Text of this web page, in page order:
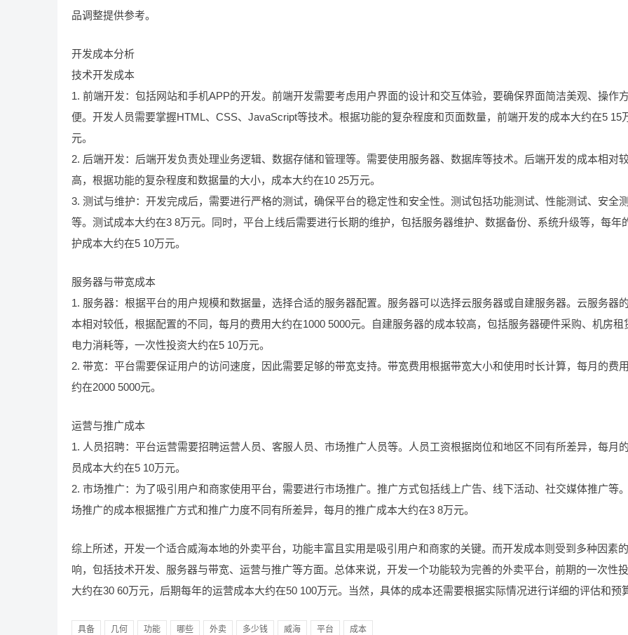
品调整提供参考。
开发成本分析
技术开发成本
1. 前端开发：包括网站和手机APP的开发。前端开发需要考虑用户界面的设计和交互体验，要确保界面简洁美观、操作方
便。开发人员需要掌握HTML、CSS、JavaScript等技术。根据功能的复杂程度和页面数量，前端开发的成本大约在5 15
元。
2. 后端开发：后端开发负责处理业务逻辑、数据存储和管理等。需要使用服务器、数据库等技术。后端开发的成本相对
高，根据功能的复杂程度和数据量的大小，成本大约在10 25万元。
3. 测试与维护：开发完成后，需要进行严格的测试，确保平台的稳定性和安全性。测试包括功能测试、性能测试、安全
等。测试成本大约在3 8万元。同时，平台上线后需要进行长期的维护，包括服务器维护、数据备份、系统升级等，每年
护成本大约在5 10万元。
服务器与带宽成本
1. 服务器：根据平台的用户规模和数据量，选择合适的服务器配置。服务器可以选择云服务器或自建服务器。云服务器
本相对较低，根据配置的不同，每月的费用大约在1000 5000元。自建服务器的成本较高，包括服务器硬件采购、机房租
电力消耗等，一次性投资大约在5 10万元。
2. 带宽：平台需要保证用户的访问速度，因此需要足够的带宽支持。带宽费用根据带宽大小和使用时长计算，每月的费
约在2000 5000元。
运营与推广成本
1. 人员招聘：平台运营需要招聘运营人员、客服人员、市场推广人员等。人员工资根据岗位和地区不同有所差异，每月
员成本大约在5 10万元。
2. 市场推广：为了吸引用户和商家使用平台，需要进行市场推广。推广方式包括线上广告、线下活动、社交媒体推广等
场推广的成本根据推广方式和推广力度不同有所差异，每月的推广成本大约在3 8万元。
综上所述，开发一个适合威海本地的外卖平台，功能丰富且实用是吸引用户和商家的关键。而开发成本则受到多种因素
响，包括技术开发、服务器与带宽、运营与推广等方面。总体来说，开发一个功能较为完善的外卖平台，前期的一次性
大约在30 60万元，后期每年的运营成本大约在50 100万元。当然，具体的成本还需要根据实际情况进行详细的评估和预
具备 几何 功能 哪些 外卖 多少钱 威海 平台 成本